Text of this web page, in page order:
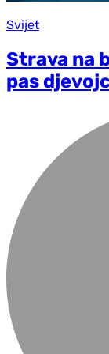
Svijet
Strava na
pas